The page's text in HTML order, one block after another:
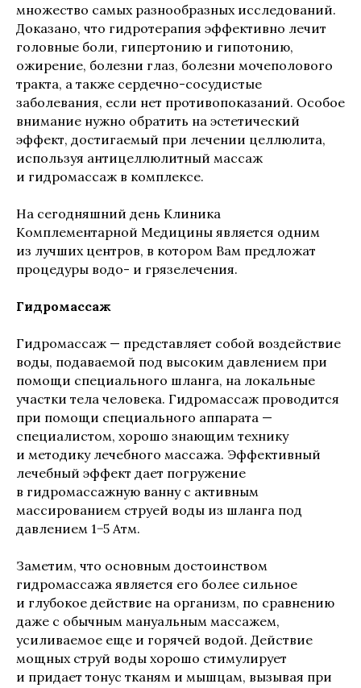
множество самых разнообразных исследований.
Доказано, что гидротерапия эффективно лечит
головные боли, гипертонию и гипотонию,
ожирение, болезни глаз, болезни мочеполового
тракта, а также сердечно-сосудистые
заболевания, если нет противопоказаний. Особое
внимание нужно обратить на эстетический
эффект, достигаемый при лечении целлюлита,
используя антицеллюлитный массаж
и гидромассаж в комплексе.
На сегодняшний день Клиника
Комплементарной Медицины является одним
из лучших центров, в котором Вам предложат
процедуры водо- и грязелечения.
Гидромассаж
Гидромассаж — представляет собой воздействие
воды, подаваемой под высоким давлением при
помощи специального шланга, на локальные
участки тела человека. Гидромассаж проводится
при помощи специального аппарата —
специалистом, хорошо знающим технику
и методику лечебного массажа. Эффективный
лечебный эффект дает погружение
в гидромассажную ванну с активным
массированием струей воды из шланга под
давлением 1−5 Атм.
Заметим, что основным достоинством
гидромассажа является его более сильное
и глубокое действие на организм, по сравнению
даже с обычным мануальным массажем,
усиливаемое еще и горячей водой. Действие
мощных струй воды хорошо стимулирует
и придает тонус тканям и мышцам, вызывая при